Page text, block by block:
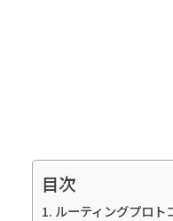
目次
ルーティングプロト